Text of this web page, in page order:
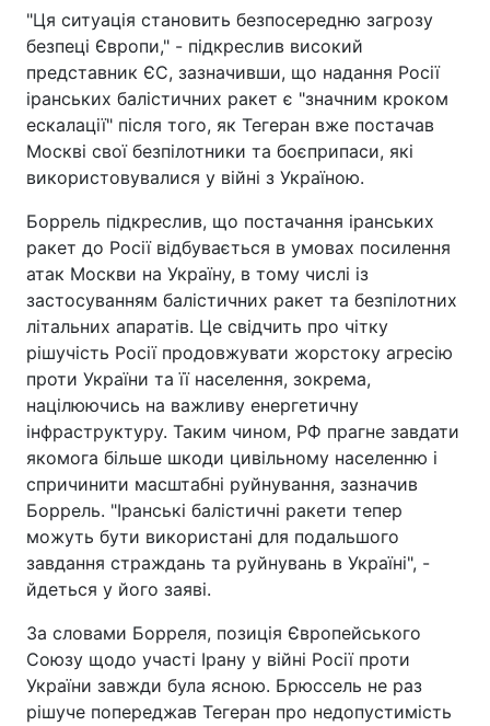
"Ця ситуація становить безпосередню загрозу
безпеці Європи," - підкреслив високий
представник ЄС, зазначивши, що надання Росії
іранських балістичних ракет є "значним кроком
ескалації" після того, як Тегеран вже постачав
Москві свої безпілотники та боєприпаси, які
використовувалися у війні з Україною.
Боррель підкреслив, що постачання іранських
ракет до Росії відбувається в умовах посилення
атак Москви на Україну, в тому числі із
застосуванням балістичних ракет та безпілотних
літальних апаратів. Це свідчить про чітку
рішучість Росії продовжувати жорстоку агресію
проти України та її населення, зокрема,
націлюючись на важливу енергетичну
інфраструктуру. Таким чином, РФ прагне завдати
якомога більше шкоди цивільному населенню і
спричинити масштабні руйнування, зазначив
Боррель. "Іранські балістичні ракети тепер
можуть бути використані для подальшого
завдання страждань та руйнувань в Україні", -
йдеться у його заяві.
За словами Борреля, позиція Європейського
Союзу щодо участі Ірану у війні Росії проти
України завжди була ясною. Брюссель не раз
рішуче попереджав Тегеран про недопустимість